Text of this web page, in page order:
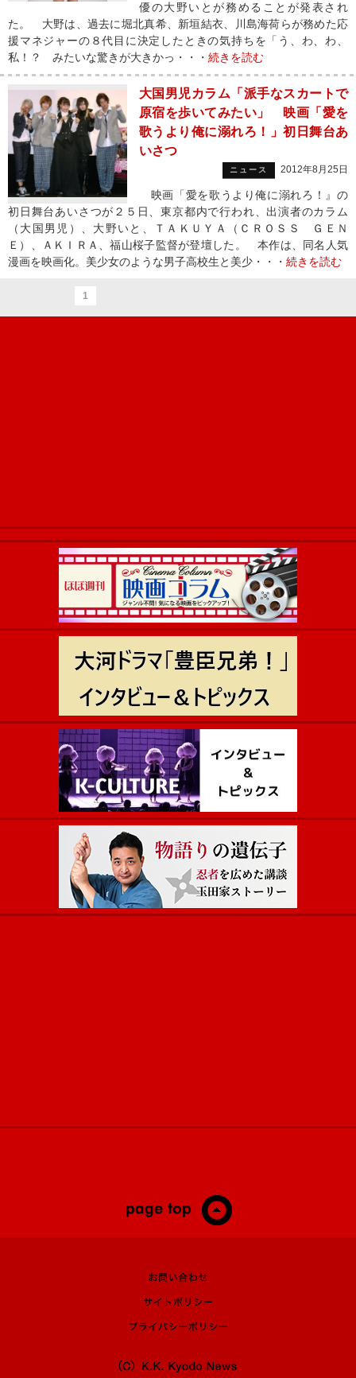
優の大野いとが務めることが発表され
た。 大野は、過去に堀北真希、新垣結衣、川島海荷らが務めた応
援マネジャーの８代目に決定したときの気持ちを「う、わ、わ、
私！？ みたいな驚きが大きかっ・・・ 続きを読む
大国男児カラム「派手なスカートで
原宿を歩いてみたい」 映画「愛を
歌うより俺に溺れろ！」初日舞台あ
いさつ
ニュース 2012年8月25日
映画「愛を歌うより俺に溺れろ！』の
初日舞台あいさつが２５日、東京都内で行われ、出演者のカラム
（大国男児）、大野いと、ＴＡＫＵＹＡ（ＣＲＯＳＳ ＧＥＮ
Ｅ）、ＡＫＩＲＡ、福山桜子監督が登壇した。 本作は、同名人気
漫画を映画化。美少女のような男子高校生と美少・・・ 続きを読む
1